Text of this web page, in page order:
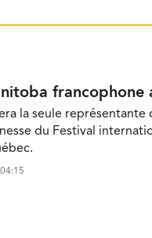
francophone
la seule représentante
du Festival